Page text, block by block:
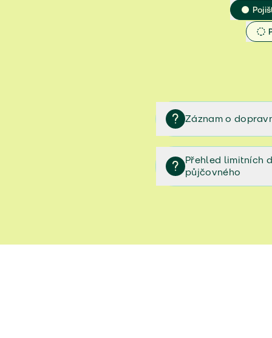
Záznam o
Záznam o dopravní
Přehled limitních
půjčovného